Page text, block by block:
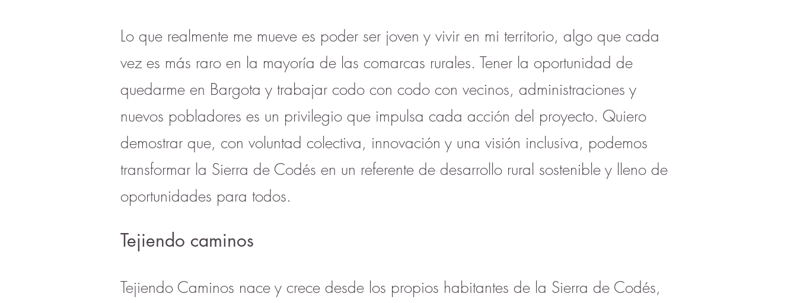
Lo que realmente me mueve es poder ser joven y vivir en mi territorio, algo que cada
vez es más raro en la mayoría de las comarcas rurales. Tener la oportunidad de
quedarme en Bargota y trabajar codo con codo con vecinos, administraciones y
nuevos pobladores es un privilegio que impulsa cada acción del proyecto. Quiero
demostrar que, con voluntad colectiva, innovación y una visión inclusiva, podemos
transformar la Sierra de Codés en un referente de desarrollo rural sostenible y lleno de
oportunidades para todos.
Tejiendo caminos
Tejiendo Caminos nace y crece desde los propios habitantes de la Sierra de Codés,